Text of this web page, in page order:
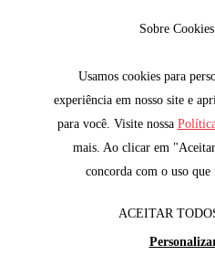
Sobre
Usamos cookies para
experiência em nosso site e
para você. Visite nossa
mais. Ao clicar em
concorda com o uso que
ACEITAR